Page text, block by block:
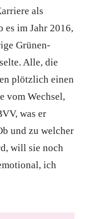
als
es im Jahr 2016,
Grünen-
Alle, die
plötzlich einen
vom Wechsel,
was er
und zu welcher
will sie noch
ich